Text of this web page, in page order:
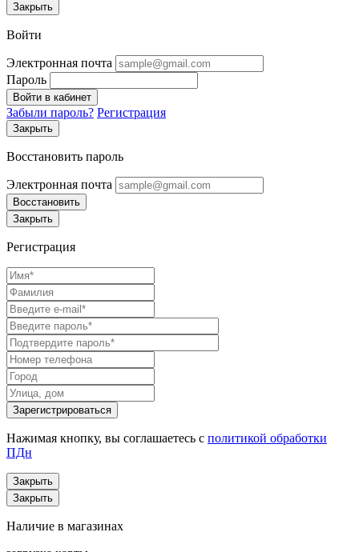
Закрыть
Войти
Электронная почта
Пароль
Войти в кабинет
Забыли пароль? Регистрация
Закрыть
Восстановить пароль
Электронная почта
Восстановить
Закрыть
Регистрация
Нажимая кнопку, вы соглашаетесь с политикой обработки
ПДн
Закрыть
Закрыть
Наличие в магазинах